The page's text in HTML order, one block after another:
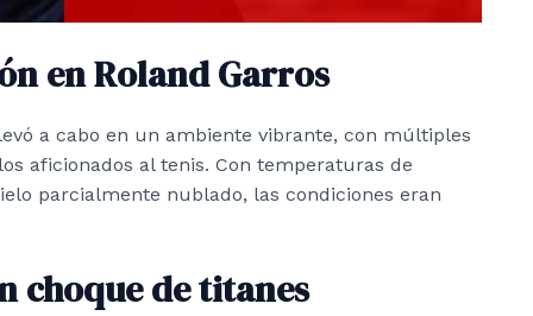
en Roland Garros
a cabo en un ambiente vibrante, con múltiples
aficionados al tenis. Con temperaturas de
parcialmente nublado, las condiciones eran
choque de titanes